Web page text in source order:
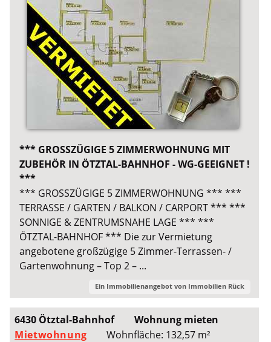
*** GROSSZÜGIGE 5 ZIMMERWOHNUNG MIT
ZUBEHÖR IN ÖTZTAL-BAHNHOF - WG-GEEIGNET !
***
*** GROSSZÜGIGE 5 ZIMMERWOHNUNG *** ***
TERRASSE / GARTEN / BALKON / CARPORT *** ***
SONNIGE & ZENTRUMSNAHE LAGE *** ***
ÖTZTAL-BAHNHOF *** Die zur Vermietung
angebotene großzügige 5 Zimmer-Terrassen- /
Gartenwohnung – Top 2 – ...
Ein Immobilienangebot von Immobilien Rück
6430 Ötztal-Bahnhof
Wohnung mieten
Mietwohnung
Wohnfläche: 132,57 m²